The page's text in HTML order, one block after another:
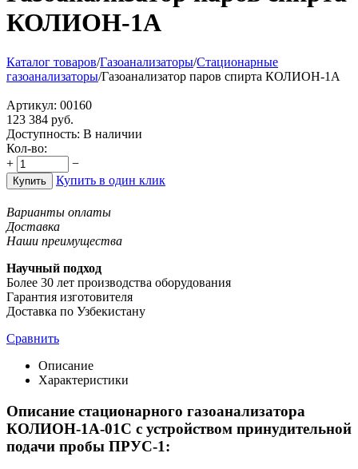
КОЛИОН-1А
Каталог товаров/Газоанализаторы/Стационарные
газоанализаторы/Газоанализатор паров спирта КОЛИОН-1А
Артикул: 00160
123 384 руб.
Доступность: В наличии
Кол-во:
+
−
Купить Купить в один клик
Варианты оплаты
Доставка
Наши преимущества
Научный подход
Более 30 лет производства оборудования
Гарантия изготовителя
Доставка по Узбекистану
Сравнить
Описание
Характеристики
Описание стационарного газоанализатора
КОЛИОН-1А-01С с устройством принудительной
подачи пробы ПРУС-1: